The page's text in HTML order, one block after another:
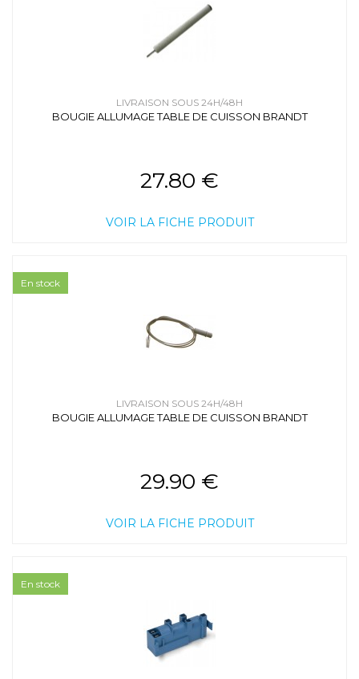
LIVRAISON SOUS 24H/48H
BOUGIE ALLUMAGE TABLE DE CUISSON BRANDT
27.80 €
VOIR LA FICHE PRODUIT
LIVRAISON SOUS 24H/48H
BOUGIE ALLUMAGE TABLE DE CUISSON BRANDT
29.90 €
VOIR LA FICHE PRODUIT
En stock
En stock